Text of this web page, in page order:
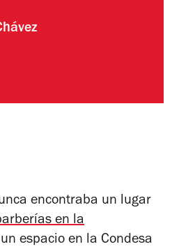
encontraba un lugar
en la
espacio en la Condesa